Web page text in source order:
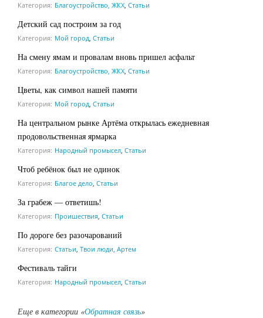
Категория: Благоустройство, ЖКХ, Статьи
Детский сад построим за год
Категория: Мой город, Статьи
На смену ямам и провалам вновь пришел асфальт
Категория: Благоустройство, ЖКХ, Статьи
Цветы, как символ нашей памяти
Категория: Мой город, Статьи
На центральном рынке Артёма открылась ежедневная
продовольственная ярмарка
Категория: Народный промысел, Статьи
Чтоб ребёнок был не одинок
Категория: Благое дело, Статьи
За грабеж — ответишь!
Категория: Проишествия, Статьи
По дороге без разочарований
Категория: Статьи, Твои люди, Артем
Фестиваль тайги
Категория: Народный промысел, Статьи
Еще в категории «Обратная связь»